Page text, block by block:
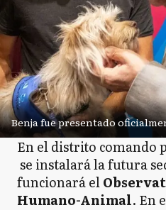
Benja fue presentado
En el distrito comando
se instalará la futura
funcionará el
Humano-Animal. En